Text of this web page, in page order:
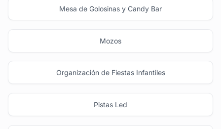
Mesa de Golosinas y Candy Bar
Mozos
Organización de Fiestas Infantiles
Pistas Led